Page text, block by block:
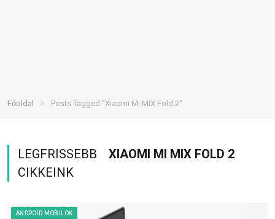
Főoldal » Posts Tagged "Xiaomi Mi MIX Fold 2"
LEGFRISSEBB
XIAOMI MI MIX FOLD 2
CIKKEINK
ANDROID MOBILOK